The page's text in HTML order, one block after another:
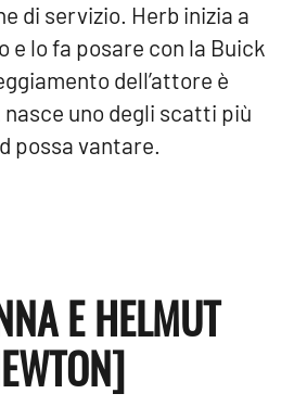
di servizio. Herb inizia a
e lo fa posare con la Buick
dell’attore è
nasce uno degli scatti più
possa vantare.
E HELMUT